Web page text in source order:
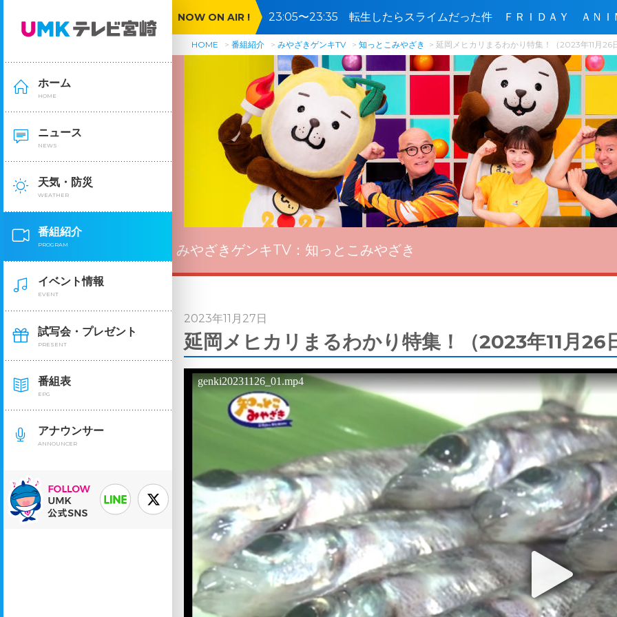
ホーム
HOME
ニュース
NEWS
天気・防災
WEATHER
番組紹介
PROGRAM
イベント情報
EVENT
試写会・プレゼント
PRESENT
番組表
EPG
アナウンサー
ANNOUNCER
NOW ON AIR !
23:05〜23:35 転生したらスライムだった件 ＦＲＩＤＡＹ ＡＮ
🈓
HOME 番組紹介 みやざきゲンキTV 知っとこみやざき 延岡メヒカリまるわかり特集！（2023年11月26
みやざきゲンキTV： 知っとこみやざき
2023年11月27日
延岡メヒカリまるわかり特集！（2023年11月26